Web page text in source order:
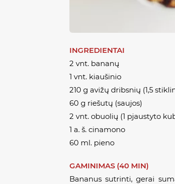
INGREDIENTAI
2 vnt. bananų
1 vnt. kiaušinio
210 g avižų dribsnių (1,5
60 g riešutų (saujos)
2 vnt. obuolių (1 pjaustyto
1 a. š. cinamono
60 ml. pieno
GAMINIMAS (40 MIN)
Bananus sutrinti, gerai